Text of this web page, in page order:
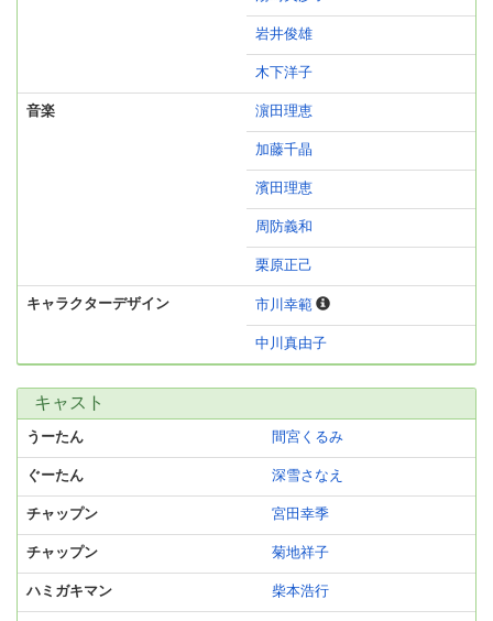
岩井俊雄
木下洋子
音楽 濵田理恵
加藤千晶
濱田理恵
周防義和
栗原正己
キャラクターデザイン 市川幸範
中川真由子
キャスト
うーたん 間宮くるみ
ぐーたん 深雪さなえ
チャップン 宮田幸季
チャップン 菊地祥子
ハミガキマン 柴本浩行